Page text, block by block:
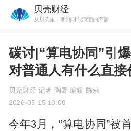
贝壳财经
从贝壳里，听到时代浪潮的声音
碳讨|“算电协同”引
对普通人有什么直接
贝壳财经 记者 陶野 编辑 陈莉
2026-05-15 18:08
今年3月，“算电协同”被